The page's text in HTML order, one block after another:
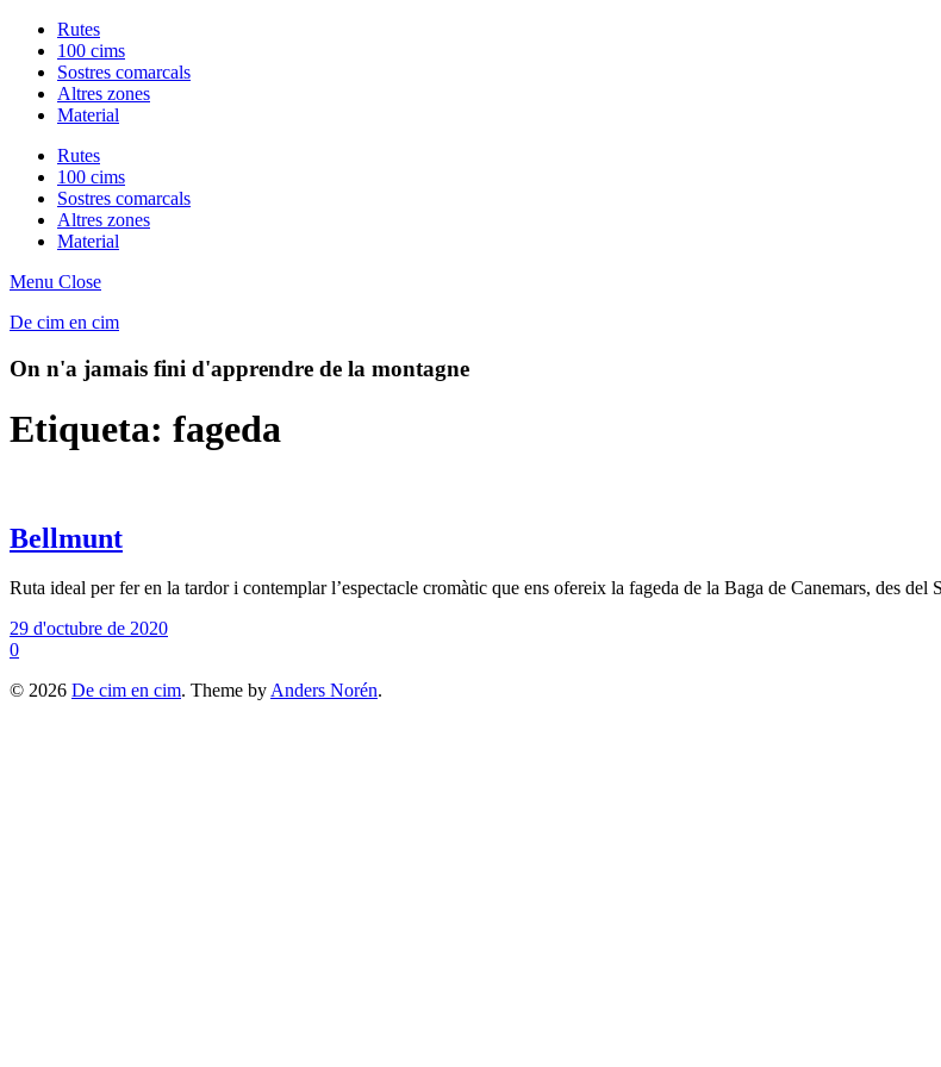
Rutes
100 cims
Sostres comarcals
Altres zones
Material
Rutes
100 cims
Sostres comarcals
Altres zones
Material
Menu Close
De cim en cim
On n'a jamais fini d'apprendre de la montagne
Etiqueta: fageda
Bellmunt
Ruta ideal per fer en la tardor i contemplar l’espectacle cromàtic que ens ofereix la fageda de la Baga de Canemars, des
29 d'octubre de 2020
0
© 2026 De cim en cim. Theme byAnders Norén.